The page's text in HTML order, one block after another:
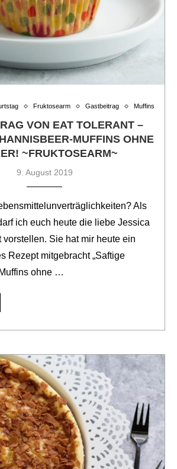
Fruktosearm Gastbeitrag Muffins
VON EAT TOLERANT –
MUFFINS OHNE
~FRUKTOSEARM~
9. August 2019
Als
ich euch heute die liebe Jessica
vorstellen. Sie hat mir heute ein
Rezept mitgebracht „Saftige
ohne …